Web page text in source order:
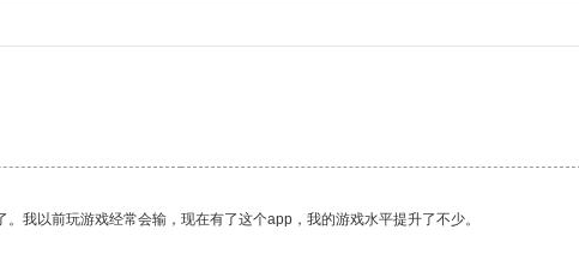
我以前玩游戏经常会输，现在有了这个app，我的游戏水平提升了不少。